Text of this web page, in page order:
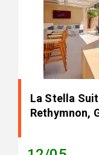
La Stella
Rethymnon,